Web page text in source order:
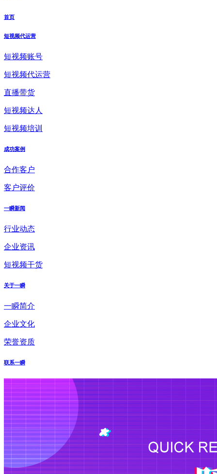
首页
短视频代运营
短视频账号
短视频代运营
直播带货
短视频达人
短视频培训
成功案例
合作客户
客户评价
一瞬新闻
行业动态
企业资讯
短视频干货
关于一瞬
一瞬简介
企业文化
荣誉资质
联系一瞬